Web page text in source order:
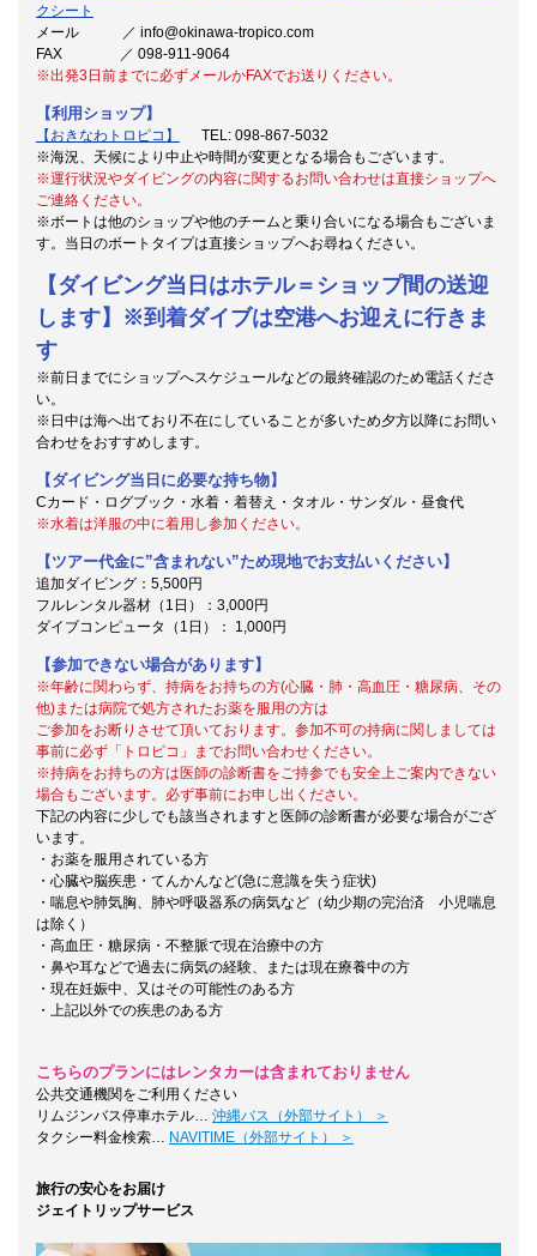
クシート
メール ／ info@okinawa-tropico.com
FAX ／ 098-911-9064
※出発3日前までに必ずメールかFAXでお送りください。
【利用ショップ】
【おきなわトロピコ】
TEL: 098-867-5032
※海況、天候により中止や時間が変更となる場合もございます。
※運行状況やダイビングの内容に関するお問い合わせは直接ショップへ
ご連絡ください。
※ボートは他のショップや他のチームと乗り合いになる場合もございま
す。当日のボートタイプは直接ショップへお尋ねください。
【ダイビング当日はホテル＝ショップ間の送迎
します】※到着ダイブは空港へお迎えに行きま
す
※前日までにショップへスケジュールなどの最終確認のため電話くださ
い。
※日中は海へ出ており不在にしていることが多いため夕方以降にお問い
合わせをおすすめします。
【ダイビング当日に必要な持ち物】
Cカード・ログブック・水着・着替え・タオル・サンダル・昼食代
※水着は洋服の中に着用し参加ください。
【ツアー代金に”含まれない”ため現地でお支払いください】
追加ダイビング：5,500円
フルレンタル器材（1日）：3,000円
ダイブコンピュータ（1日）： 1,000円
【参加できない場合があります】
※年齢に関わらず、持病をお持ちの方(心臓・肺・高血圧・糖尿病、その
他)または病院で処方されたお薬を服用の方は
ご参加をお断りさせて頂いております。参加不可の持病に関しましては
事前に必ず「トロピコ」までお問い合わせください。
※持病をお持ちの方は医師の診断書をご持参でも安全上ご案内できない
場合もございます。必ず事前にお申し出ください。
下記の内容に少しでも該当されますと医師の診断書が必要な場合がござ
います。
・お薬を服用されている方
・心臓や脳疾患・てんかんなど(急に意識を失う症状)
・喘息や肺気胸、肺や呼吸器系の病気など（幼少期の完治済 小児喘息
は除く）
・高血圧・糖尿病・不整脈で現在治療中の方
・鼻や耳などで過去に病気の経験、または現在療養中の方
・現在妊娠中、又はその可能性のある方
・上記以外での疾患のある方
こちらのプランにはレンタカーは含まれておりません
公共交通機関をご利用ください
リムジンバス停車ホテル… 沖縄バス（外部サイト） ＞
タクシー料金検索… NAVITIME（外部サイト） ＞
旅行の安心をお届け
ジェイトリップサービス